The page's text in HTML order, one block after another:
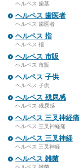
ヘルペス 歯茎
ヘルペス 歯医者
ヘルペス 歯医者
ヘルペス 指
ヘルペス 指
ヘルペス 市販
ヘルペス 市販
ヘルペス 子供
ヘルペス 子供
ヘルペス 残尿感
ヘルペス 残尿感
ヘルペス 三叉神経痛
ヘルペス 三叉神経痛
ヘルペス 三叉神経
ヘルペス 三叉神経
ヘルペス 雑菌